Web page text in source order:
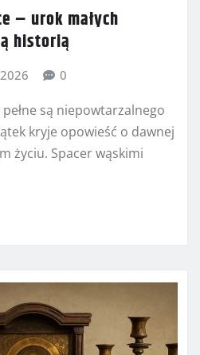
– urok małych
historią
0
są niepowtarzalnego
kryje opowieść o dawnej
życiu. Spacer wąskimi